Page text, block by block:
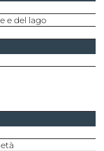
e del lago